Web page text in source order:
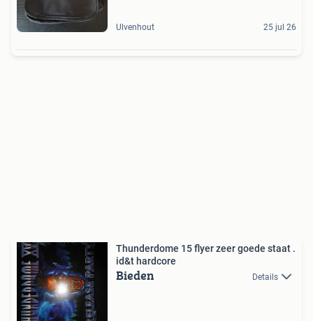
Ulvenhout 25 jul 26
Thunderdome 15 flyer zeer goede staat .
id&t hardcore
Bieden Details